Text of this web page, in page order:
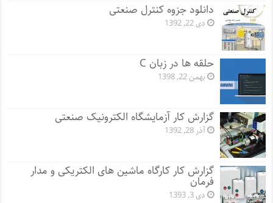
دانلود جزوه کنترل صنعتی
دی 22, 1392
حلقه ها در زبان C
بهمن 22, 1398
گزارش کار آزمایشگاه الکترونیک صنعتی
آذر 28, 1392
گزارش کار کارگاه ماشین های الکتریکی و مدار
فرمان
دی 3, 1393